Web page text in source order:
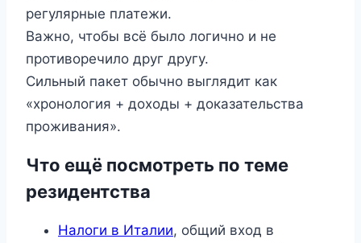
регулярные платежи.
Важно, чтобы всё было логично и не
противоречило друг другу.
Сильный пакет обычно выглядит как
«хронология + доходы + доказательства
проживания».
Что ещё посмотреть по теме
резидентства
Налоги в Италии, общий вход в